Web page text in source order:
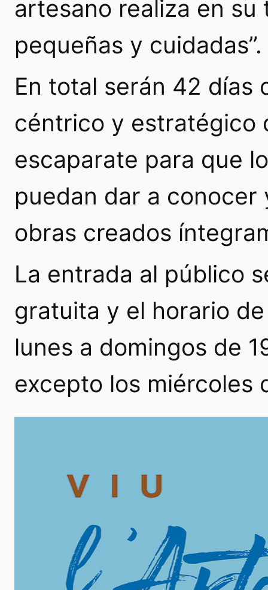
artesano realiza en
pequeñas y cuidadas”.
En total serán 42 días
céntrico y estratégico
escaparate para que
puedan dar a
obras creados
La entrada al público
gratuita y el horario
lunes a domingos de
excepto los miércoles